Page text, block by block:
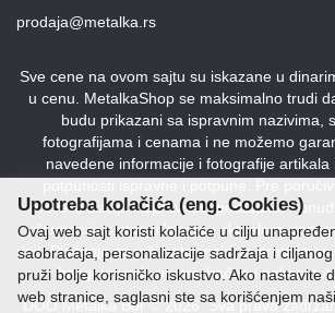
prodaja@metalka.rs
Sve cene na ovom sajtu su iskazane u
u cenu. MetalkaShop se maksimalno trudi
budu prikazani sa ispravnim nazivima,
fotografijama i cenama i ne možemo
navedene informacije i fotografije artikala
proveru stanja i ispravnost podataka.
informacije o stanju lagera i aktuelnim
upit. Plaćanje se vrši gotovinski po
bezgotovinski po predračunu nakon
DOO Metalka Bor © 2026. Sva prava
Upotreba kolačića (eng. Cookies)
Ovaj web sajt koristi kolačiće u cilju
saobraćaja, personalizacije sadržaja i
pruži bolje korisničko iskustvo. Ako nastavite
web stranice, saglasni ste sa korišćenjem